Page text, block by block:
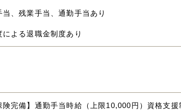
、残業手当、通勤手当あり
よる退職金制度あり
険完備】通勤手当時給（上限10,000円）資格支援